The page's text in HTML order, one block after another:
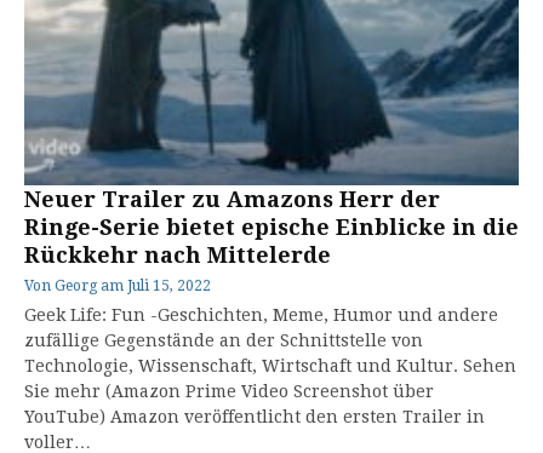
Neuer Trailer zu Amazons Herr der
Ringe-Serie bietet epische Einblicke in die
Rückkehr nach Mittelerde
Von Georg am Juli 15, 2022
Geek Life: Fun -Geschichten, Meme, Humor und andere
zufällige Gegenstände an der Schnittstelle von
Technologie, Wissenschaft, Wirtschaft und Kultur. Sehen
Sie mehr (Amazon Prime Video Screenshot über
YouTube) Amazon veröffentlicht den ersten Trailer in
voller…